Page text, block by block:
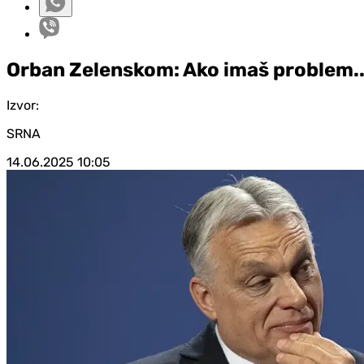
Orban Zelenskom: Ako imaš
Izvor:
SRNA
14.06.2025 10:05